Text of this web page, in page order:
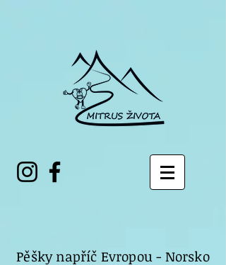
Pěšky napříč Evropou - Norsko